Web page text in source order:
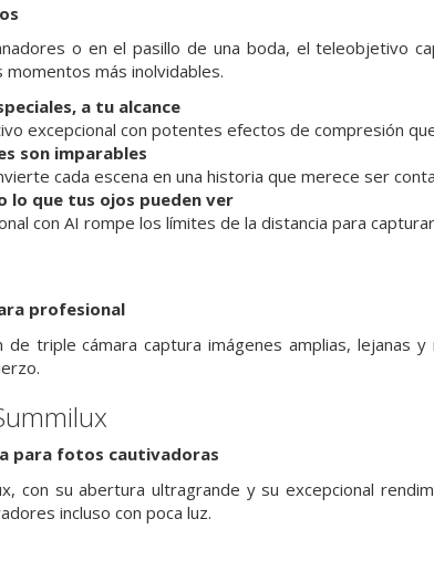
o en el pasillo de una boda, el teleobjetivo
momentos más inolvidables.
a tu alcance
excepcional con potentes efectos de compresión
son imparables
cada escena en una historia que merece ser
lo que tus ojos pueden ver
con AI rompe los límites de la distancia para
profesional
de triple cámara captura imágenes amplias, lejanas
para fotos cautivadoras
con su abertura ultragrande y su excepcional
incluso con poca luz.